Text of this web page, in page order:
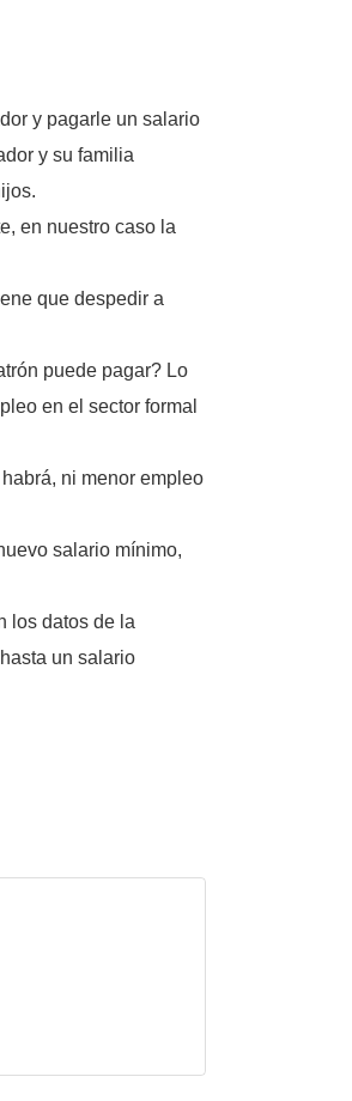
y pagarle un salario
y su familia
en nuestro caso la
que despedir a
puede pagar? Lo
en el sector formal
ni menor empleo
salario mínimo,
los datos de la
un salario